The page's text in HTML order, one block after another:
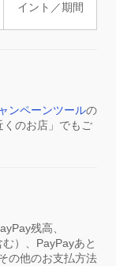
イント／期間
ンペーンツールの
くのお店」でもご
残高、
）、PayPayあと
の他のお支払方法